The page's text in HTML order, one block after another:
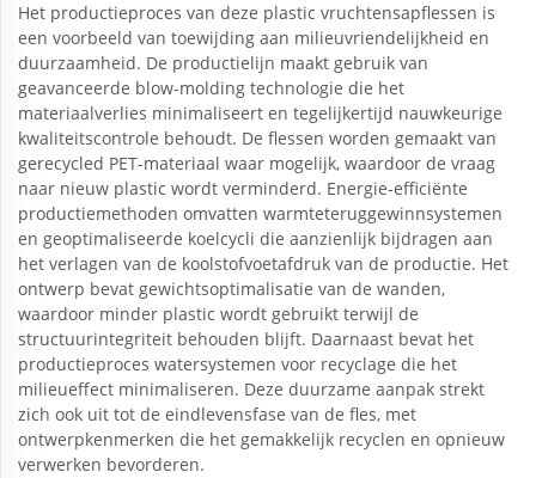
Het productieproces van deze plastic vruchtensapflessen is
een voorbeeld van toewijding aan milieuvriendelijkheid en
duurzaamheid. De productielijn maakt gebruik van
geavanceerde blow-molding technologie die het
materiaalverlies minimaliseert en tegelijkertijd nauwkeurige
kwaliteitscontrole behoudt. De flessen worden gemaakt van
gerecycled PET-materiaal waar mogelijk, waardoor de vraag
naar nieuw plastic wordt verminderd. Energie-efficiënte
productiemethoden omvatten warmteteruggewinnsystemen
en geoptimaliseerde koelcycli die aanzienlijk bijdragen aan
het verlagen van de koolstofvoetafdruk van de productie. Het
ontwerp bevat gewichtsoptimalisatie van de wanden,
waardoor minder plastic wordt gebruikt terwijl de
structuurintegriteit behouden blijft. Daarnaast bevat het
productieproces watersystemen voor recyclage die het
milieueffect minimaliseren. Deze duurzame aanpak strekt
zich ook uit tot de eindlevensfase van de fles, met
ontwerpkenmerken die het gemakkelijk recyclen en opnieuw
verwerken bevorderen.